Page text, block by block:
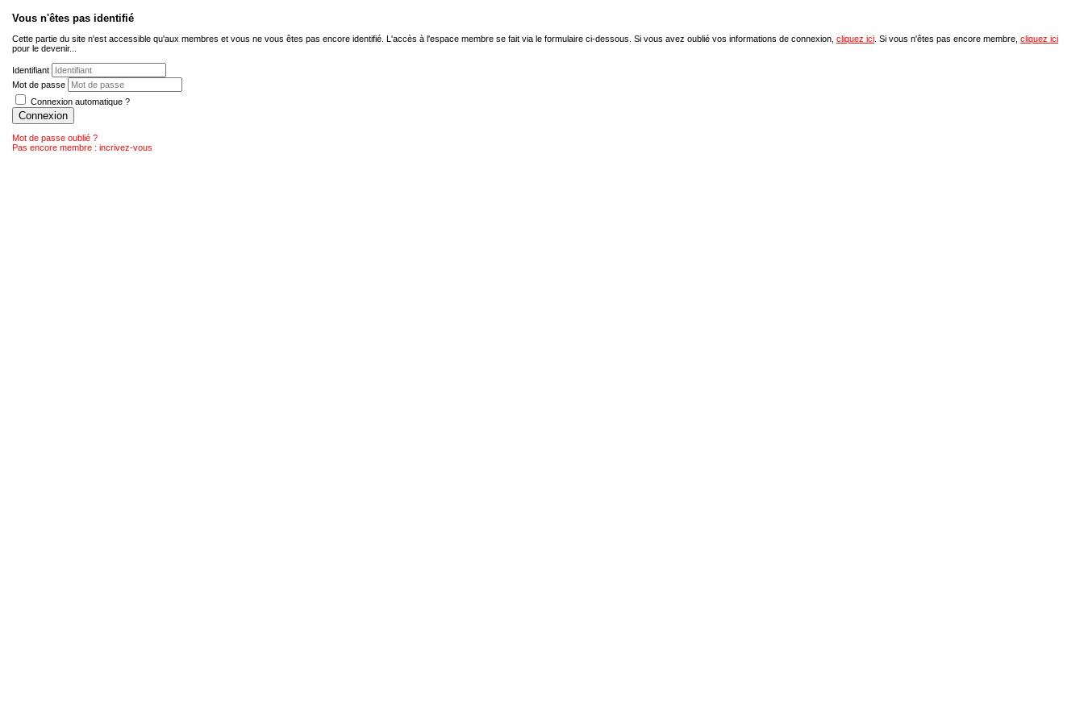
Vous n'êtes pas identifié
Cette partie du site n'est accessible qu'aux membres et vous ne vous êtes pas encore identifié. L'accès à l'espace membre se fait via le formulaire ci-dessous. Si vous avez oublié vos informations de connexion, cliquez ici . Si vous n'êtes pas encore membre, cliquez ici
pour le devenir...
Identifiant
Mot de passe
Connexion automatique ?
Connexion
Mot de passe oublié ?
Pas encore membre : incrivez-vous